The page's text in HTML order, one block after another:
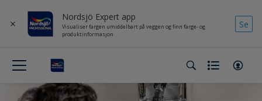
Nordsjö Expert app
Visualiser fargen umiddelbart på veggen og finn farge- og
produktinformasjon
Se